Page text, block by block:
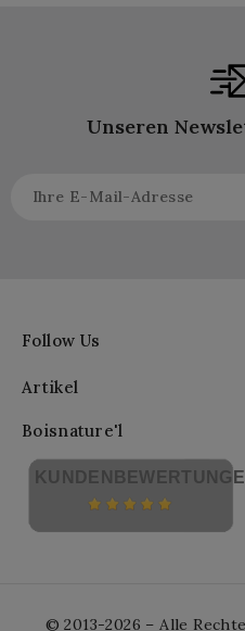
Unseren
Follow Us
Artikel
Boisnature'l
© 2013-2026 – Alle